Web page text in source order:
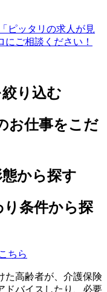
「ピッタリの求人が見
ご相談ください！
り込む
お仕事をこだ
から探す
条件から探
ちら
た高齢者が、介護保険
ドバイスしたり、必要